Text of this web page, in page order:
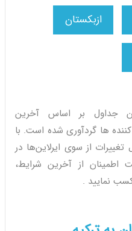
جداول بر اساس آخرین
ها گردآوری شده است. با
تغییرات از سوی ایرلاین‌ها در
از آخرین شرایط،
کسب نمایید .